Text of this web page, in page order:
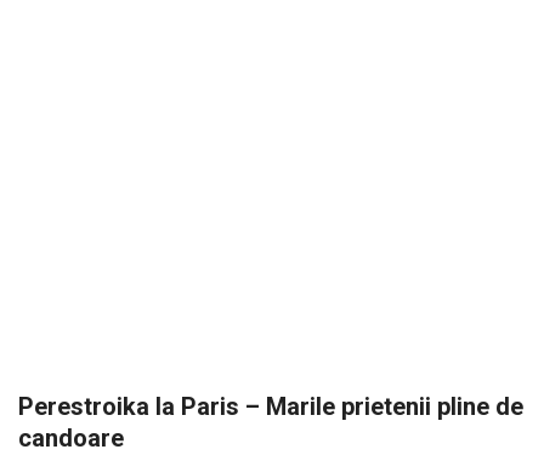
Perestroika la Paris – Marile prietenii pline de
candoare